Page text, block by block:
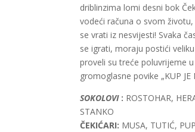
driblinzima lomi desni bok
vodeći računa o svom
se vrati iz nesvijesti! Svaka
se igrati, moraju postići
proveli su treće poluvrijeme
gromoglasne povike „KUP
SOKOLOVI: ROSTOHAR,
STANKO
ČEKIĆARI: MUSA, TUTIĆ,